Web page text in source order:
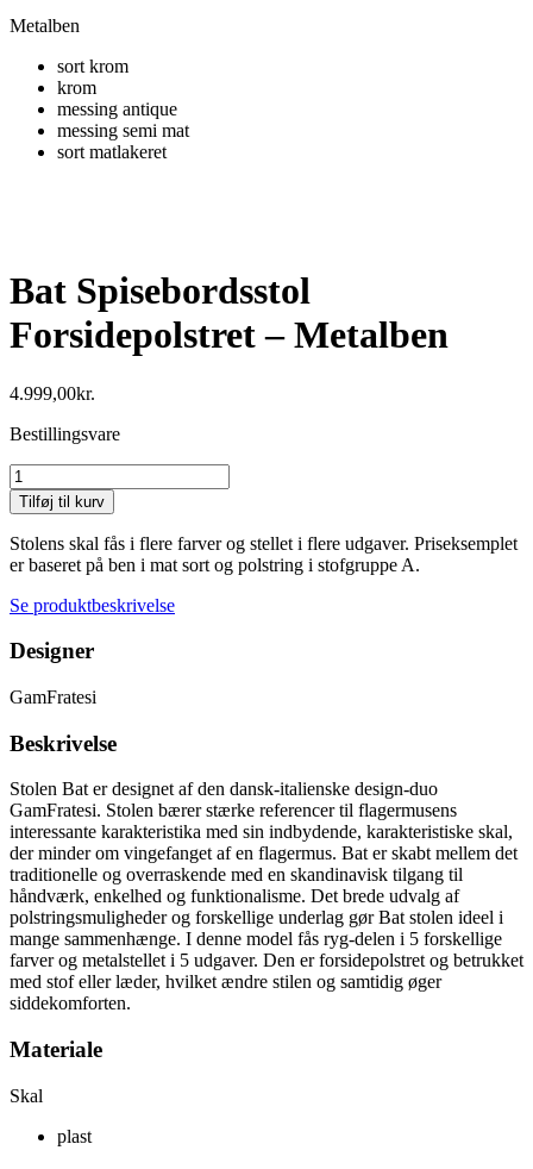
Metalben
sort krom
krom
messing antique
messing semi mat
sort matlakeret
Bat Spisebordsstol
Forsidepolstret – Metalben
4.999,00kr.
Bestillingsvare
Bat
Spisebordsstol
Forsidepolstret
-
Metalben
Tilføj til kurv
Stolens skal fås i flere farver og stellet i flere udgaver. Priseksemplet
er baseret på ben i mat sort og polstring i stofgruppe A.
Se produktbeskrivelse
Designer
GamFratesi
Beskrivelse
Stolen Bat er designet af den dansk-italienske design-duo
GamFratesi. Stolen bærer stærke referencer til flagermusens
interessante karakteristika med sin indbydende, karakteristiske skal,
der minder om vingefanget af ​​en flagermus. Bat er skabt mellem det
traditionelle og overraskende med en skandinavisk tilgang til
håndværk, enkelhed og funktionalisme. Det brede udvalg af
polstringsmuligheder og forskellige underlag gør Bat stolen ideel i
mange sammenhænge. I denne model fås ryg-delen i 5 forskellige
farver og metalstellet i 5 udgaver. Den er forsidepolstret og betrukket
med stof eller læder, hvilket ændre stilen og samtidig øger
siddekomforten.
Materiale
Skal
plast